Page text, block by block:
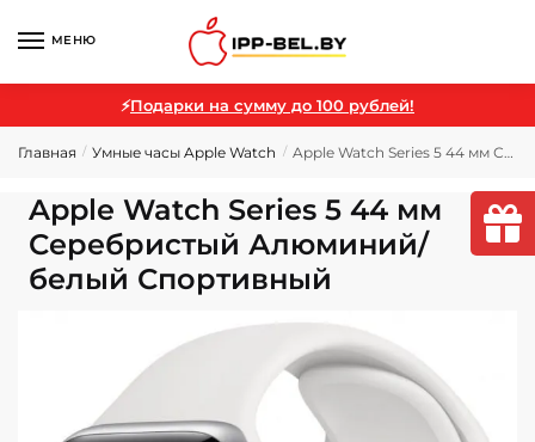
МЕНЮ
⚡Подарки на сумму до 100 рублей!
Главная / Умные часы Apple Watch / Apple Watch Series 5 44 мм Серебристый Алюминий/белый Спортивный
Apple Watch Series 5 44 мм
Серебристый Алюминий/
белый Спортивный